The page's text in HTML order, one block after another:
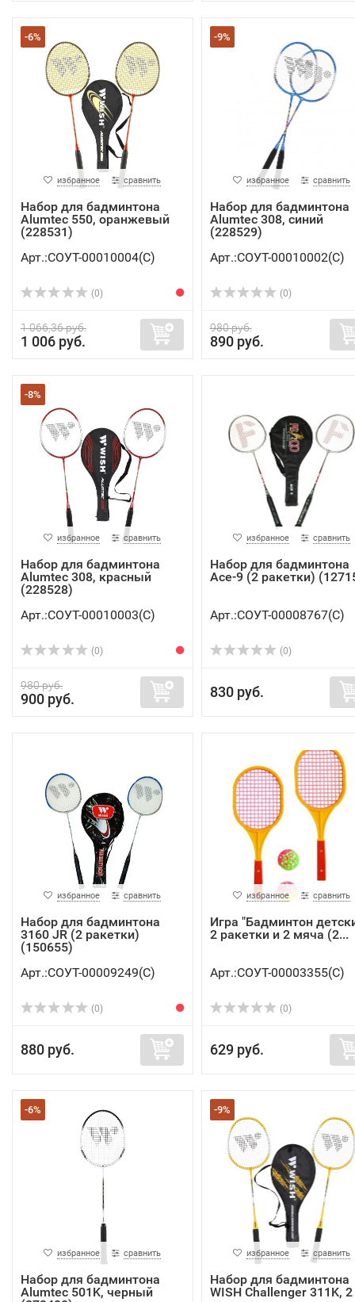
-6%
избранное сравнить
Набор для бадминтона
Alumtec 550, оранжевый
(228531)
Арт.:СОУТ-00010004(C)
(0)
1 066,36 руб.
1 006 руб.
-9%
избранное сравнить
Набор для бадминтона
Alumtec 308, синий
(228529)
Арт.:СОУТ-00010002(C)
(0)
980 руб.
890 руб.
-8%
избранное сравнить
Набор для бадминтона
Alumtec 308, красный
(228528)
Арт.:СОУТ-00010003(C)
(0)
980 руб.
900 руб.
избранное сравнить
Набор для бадминтона
Ace-9 (2 ракетки)
Арт.:СОУТ-00008767(C)
(0)
830 руб.
избранное сравнить
Набор для бадминтона
3160 JR (2 ракетки)
(150655)
Арт.:СОУТ-00009249(C)
(0)
880 руб.
избранное сравнить
Игра "Бадминтон
2 ракетки и 2 мяча (2...
Арт.:СОУТ-00003355(C)
(0)
629 руб.
-6%
избранное сравнить
Набор для бадминтона
Alumtec 501K, черный
-9%
избранное сравнить
Набор для бадминтона
WISH Challenger 311K, 2